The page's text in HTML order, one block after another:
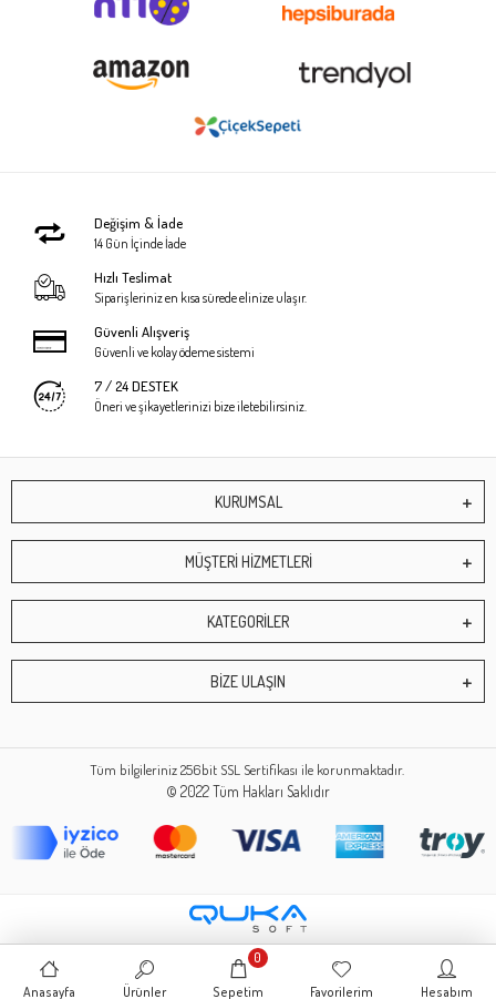
Değişim & İade
14 Gün İçinde İade
Hızlı Teslimat
Siparişleriniz en kısa sürede elinize ulaşır.
Güvenli Alışveriş
Güvenli ve kolay ödeme sistemi
7 / 24 DESTEK
Öneri ve şikayetlerinizi bize iletebilirsiniz.
KURUMSAL
MÜŞTERİ HİZMETLERİ
KATEGORİLER
BİZE ULAŞIN
Tüm bilgileriniz 256bit SSL Sertifikası ile korunmaktadır.
© 2022Tüm Hakları Saklıdır
Anasayfa Ürünler Sepetim
0
Favorilerim Hesabım